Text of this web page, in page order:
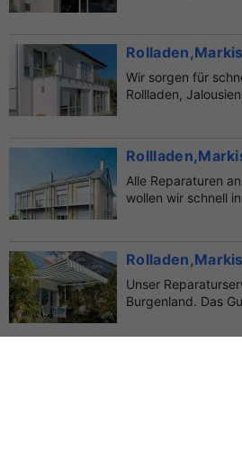
Wir sorgen für
Rollladen,
Alle Reparaturen
wollen wir schnell
Unser
Burgenland. Das
Problem für uns!